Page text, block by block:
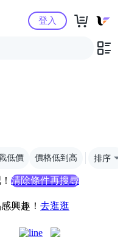
Yahoo購物中心
登入
低價 價格低到高 排序
清除條件再搜尋
興趣！ 去逛逛